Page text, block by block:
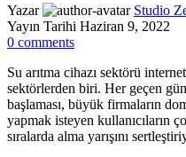
Yazar
Studio
Yayın Tarihi Haziran 9, 2022
0 comments
Su arıtma cihazı sektörü
sektörlerden biri. Her geçen
başlaması, büyük firmaların
yapmak isteyen kullanıcıların
sıralarda alma yarışını